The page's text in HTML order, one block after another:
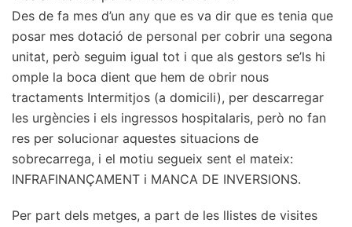
Des de fa mes d’un any que es va dir que es tenia que
posar mes dotació de personal per cobrir una segona
unitat, però seguim igual tot i que als gestors se’ls hi
omple la boca dient que hem de obrir nous
tractaments Intermitjos (a domicili), per descarregar
les urgències i els ingressos hospitalaris, però no fan
res per solucionar aquestes situacions de
sobrecarrega, i el motiu segueix sent el mateix:
INFRAFINANÇAMENT i MANCA DE INVERSIONS.
Per part dels metges, a part de les llistes de visites